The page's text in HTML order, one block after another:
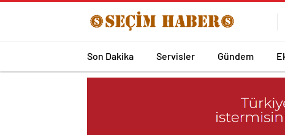
Son Dakika Servisler Gündem